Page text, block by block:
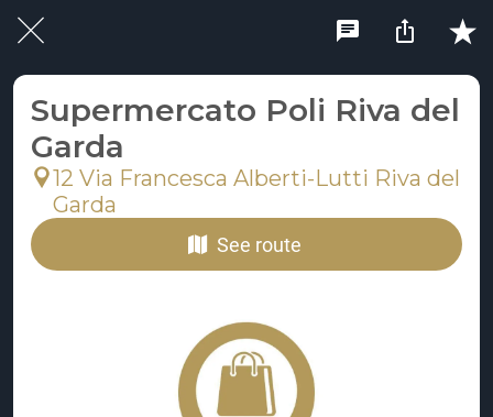
Supermercato Poli Riva del
Garda
12 Via Francesca Alberti-Lutti Riva del
Garda
See route